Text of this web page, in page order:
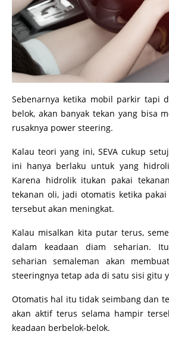
Sebenarnya ketika mobil parkir tapi
belok, akan banyak tekan yang bisa
rusaknya power steering.
Kalau teori yang ini, SEVA cukup
ini hanya berlaku untuk yang
Karena hidrolik itukan pakai
tekanan oli, jadi otomatis ketika
tersebut akan meningkat.
Kalau misalkan kita putar terus,
dalam keadaan diam seharian.
seharian semaleman akan
steeringnya tetap ada di satu sisi gitu
Otomatis hal itu tidak seimbang dan
akan aktif terus selama hampir
keadaan berbelok-belok.